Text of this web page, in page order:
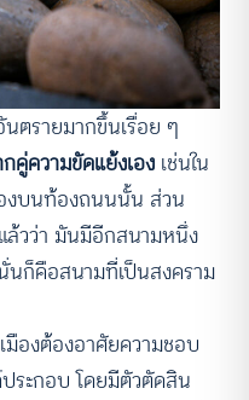
ตรายมากขึ้นเรื่อย ๆ
คู่ความขัดแย้งเอง เช่นใน
งบนท้องถนนนั้น ส่วน
ล้วว่า มันมีอีกสนามหนึ่ง
นก็คือสนามที่เป็นสงคราม
มืองต้องอาศัยความชอบ
ระกอบ โดยมีตัวตัดสิน